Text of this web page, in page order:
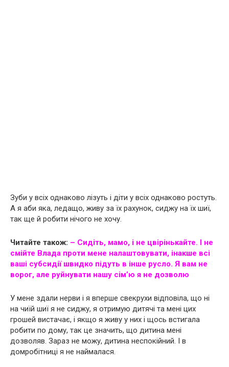
Зуби у всіх однаково лізуть і діти у всіх однаково ростуть.
А я аби яка, ледащо, живу за їх рахунок, сиджу на їх шиї,
так ще й робити нічого не хочу.
Читайте також: – Сидіть, мамo, і не цвірінькайте. І не
смійте Влада проти мене налаштовувати, інакше всі
ваші субсидії швидко підуть в інше русло. Я вам не
ворог, але руйнувати нашу сім’ю я не дозволю
У мене здали нерви і я вперше свекрухи відповіла, що ні
на чиїй шиї я не сиджу, я отримую дитячі та мені цих
грошей вистачає, і якщо я живу у них і щось встигала
робити по дому, так це значить, що дитина мені
дозволяв. Зараз не можу, дитина неспокійний. І в
домробітниці я не наймалася.